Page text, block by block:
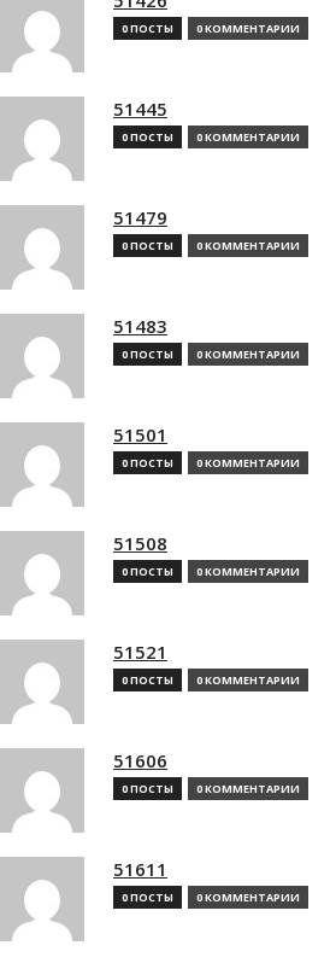
0 ПОСТЫ 0 КОММЕНТАРИИ
51445
0 ПОСТЫ 0 КОММЕНТАРИИ
51479
0 ПОСТЫ 0 КОММЕНТАРИИ
51483
0 ПОСТЫ 0 КОММЕНТАРИИ
51501
0 ПОСТЫ 0 КОММЕНТАРИИ
51508
0 ПОСТЫ 0 КОММЕНТАРИИ
51521
0 ПОСТЫ 0 КОММЕНТАРИИ
51606
0 ПОСТЫ 0 КОММЕНТАРИИ
51611
0 ПОСТЫ 0 КОММЕНТАРИИ